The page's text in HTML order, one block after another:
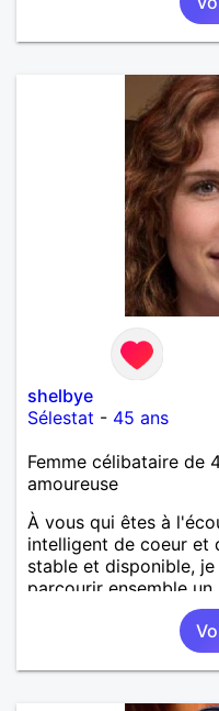
shelbye
Sélestat - 45 ans
Femme célibataire de
amoureuse
À vous qui êtes à
intelligent de coeur et
stable et disponible,
parcourir ensemble
que la route soit